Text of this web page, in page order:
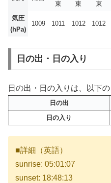
東
東 東
気圧
(hPa)
1009 1011 1012 1012
日の出・日の入り
日の出・日の入りは、以下の
日の出
日の入り
■詳細（英語）
sunrise: 05:01:07
sunset: 18:48:13